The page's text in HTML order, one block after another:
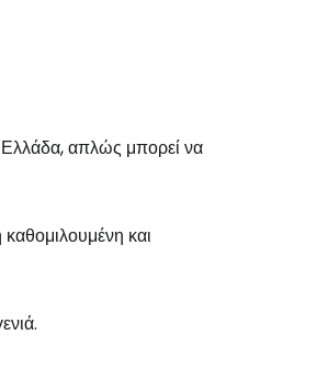
Ελλάδα, απλώς μπορεί να
και